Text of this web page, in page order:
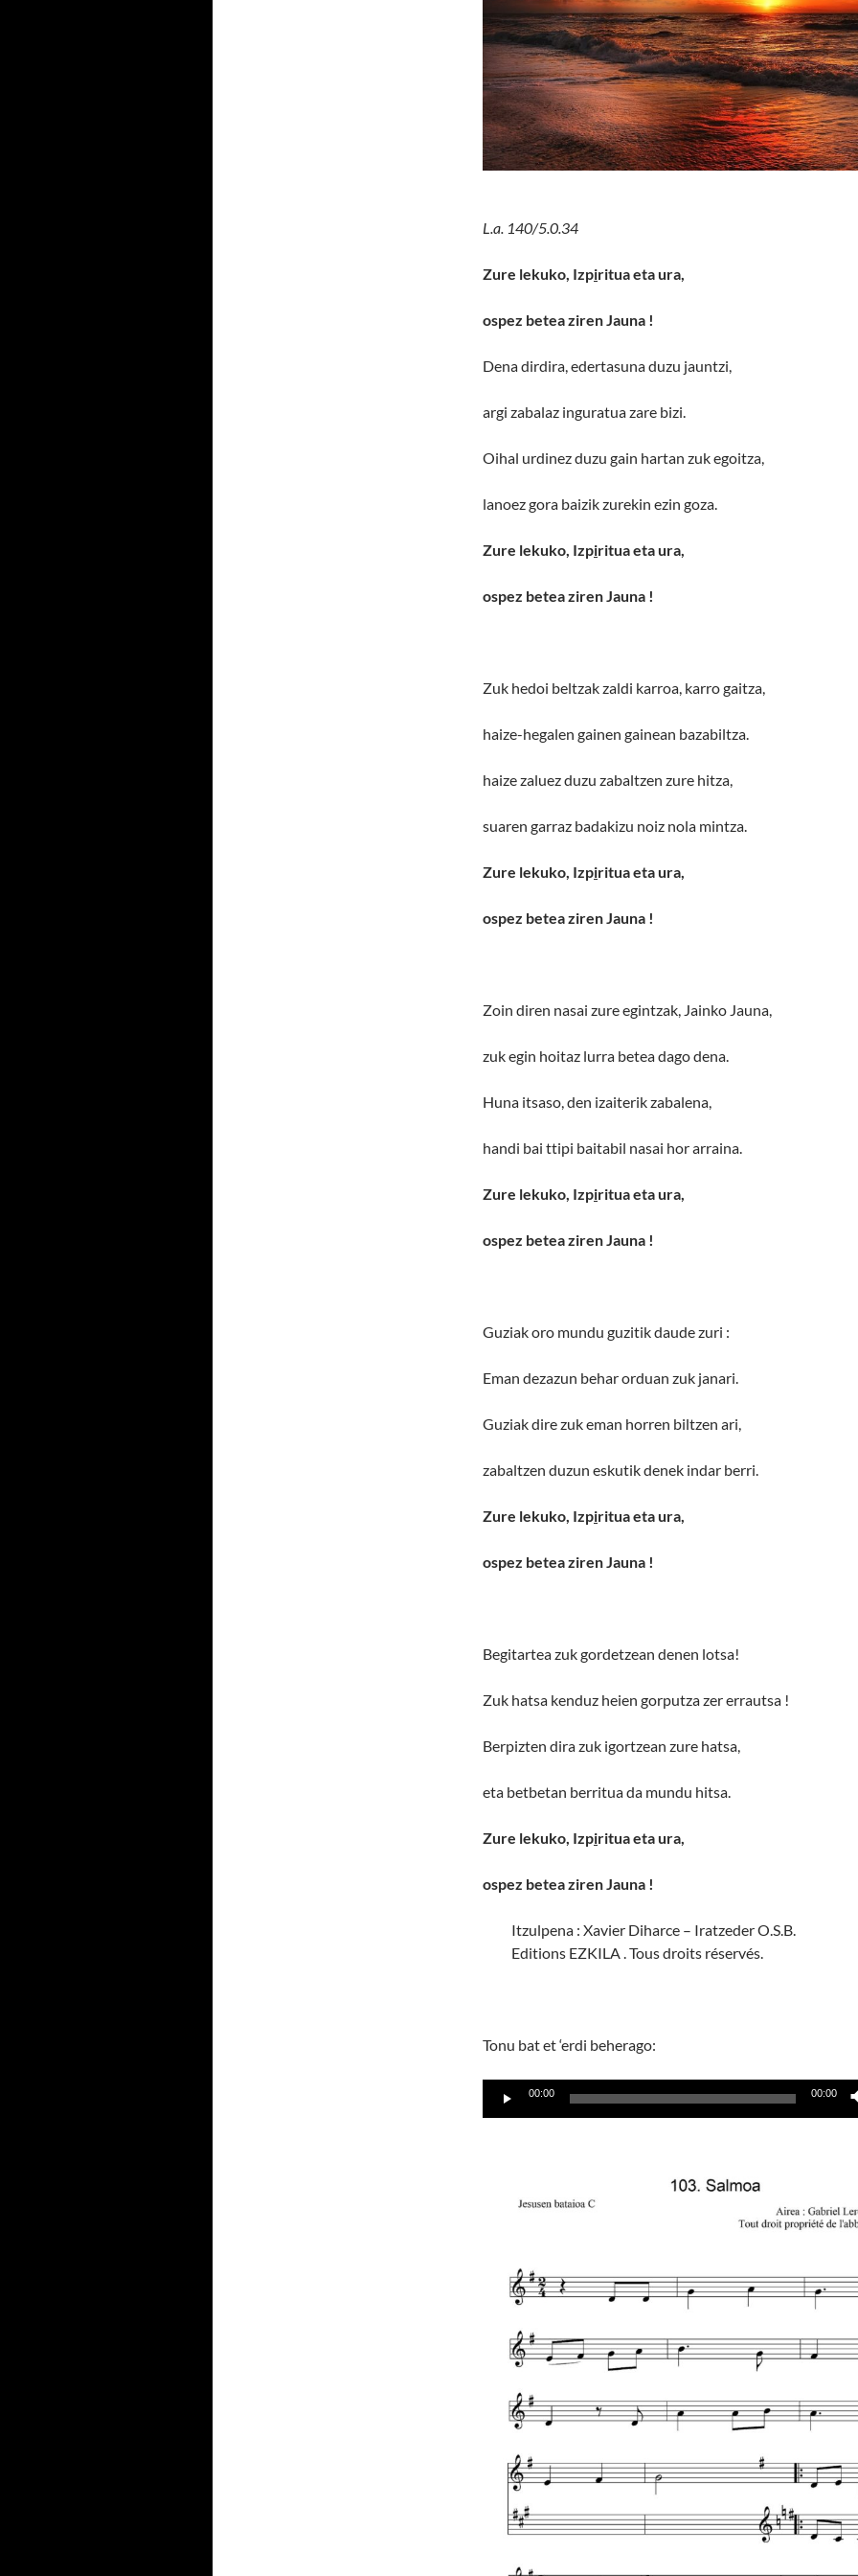
L.a. 140/5.0.34
Zure lekuko, Izpiritua eta ura,
ospez betea ziren Jauna !
Dena dirdira, edertasuna duzu jauntzi,
argi zabalaz inguratua zare bizi.
Oihal urdinez duzu gain hartan zuk egoitza,
lanoez gora baizik zurekin ezin goza.
Zure lekuko, Izpiritua eta ura,
ospez betea ziren Jauna !
Zuk hedoi beltzak zaldi karroa, karro gaitza,
haize-hegalen gainen gainean bazabiltza.
haize zaluez duzu zabaltzen zure hitza,
suaren garraz badakizu noiz nola mintza.
Zure lekuko, Izpiritua eta ura,
ospez betea ziren Jauna !
Zoin diren nasai zure egintzak, Jainko Jauna,
zuk egin hoitaz lurra betea dago dena.
Huna itsaso, den izaiterik zabalena,
handi bai ttipi baitabil nasai hor arraina.
Zure lekuko, Izpiritua eta ura,
ospez betea ziren Jauna !
Guziak oro mundu guzitik daude zuri :
Eman dezazun behar orduan zuk janari.
Guziak dire zuk eman horren biltzen ari,
zabaltzen duzun eskutik denek indar berri.
Zure lekuko, Izpiritua eta ura,
ospez betea ziren Jauna !
Begitartea zuk gordetzean denen lotsa!
Zuk hatsa kenduz heien gorputza zer errautsa !
Berpizten dira zuk igortzean zure hatsa,
eta betbetan berritua da mundu hitsa.
Zure lekuko, Izpiritua eta ura,
ospez betea ziren Jauna !
Itzulpena : Xavier Diharce – Iratzeder O.S.B.
Editions EZKILA . Tous droits réservés.
Tonu bat et ‘erdi beherago:
Lecteur00:00 00:00